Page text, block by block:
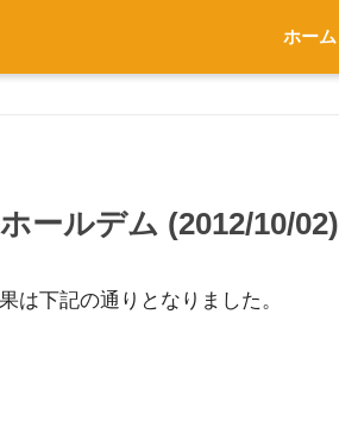
ホーム
ールデム (2012/10/02)
は下記の通りとなりました。